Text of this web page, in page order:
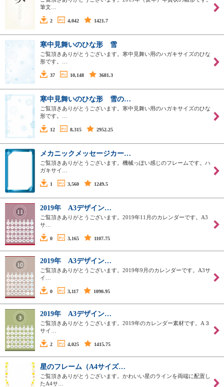
筆文…
2 4,042 1421.7
寒中見舞いのひな形 雪
ご覧頂きありがとうございます。寒中見舞い用のハガキサイズのひな
形です。…
37 10,148 3681.3
寒中見舞いのひな形 雪の…
ご覧頂きありがとうございます。寒中見舞い用のハガキサイズのひな
形です。…
12 8,315 2952.25
メカニックメッセージカー…
ご覧頂きありがとうございます。機械っぽい感じのフレームです。ハ
ガキサイ…
1 3,560 1249.5
2019年 A3デザイン…
ご覧頂きありがとうございます。2019年11月のカレンダーです。A3
サ…
0 3,165 1107.75
2019年 A3デザイン…
ご覧頂きありがとうございます。2019年9月のカレンダーです。A3サ
イ…
0 3,117 1090.95
2019年 A3デザイン…
ご覧頂きありがとうございます。2019年のカレンダー素材です。A３
サイ…
2 4,025 1415.75
星のフレーム（A4サイズ…
ご覧頂きありがとうございます。かわいい星のラインを両端に配置し
たA4サ…